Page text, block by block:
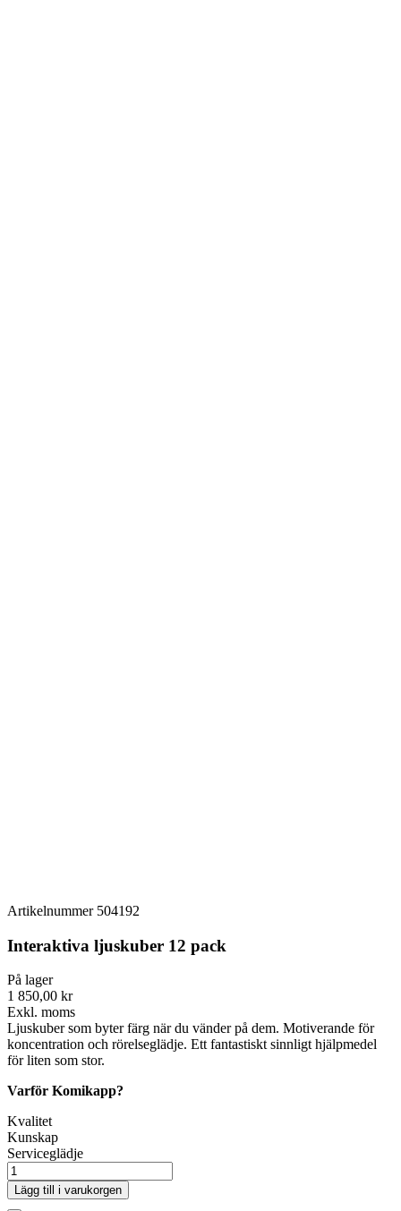
Artikelnummer 504192
Interaktiva ljuskuber 12 pack
På lager
1 850,00 kr
Exkl. moms
Ljuskuber som byter färg när du vänder på dem. Motiverande för
koncentration och rörelseglädje. Ett fantastiskt sinnligt hjälpmedel
för liten som stor.
Varför Komikapp?
Kvalitet
Kunskap
Serviceglädje
Lägg till i varukorgen